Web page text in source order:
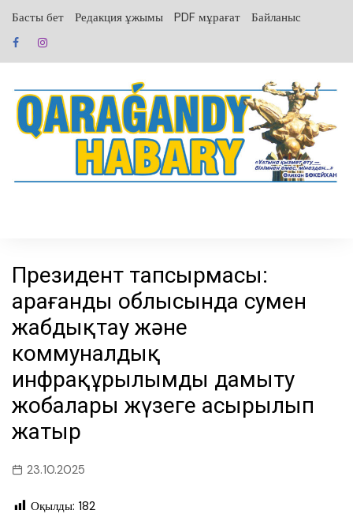
содержанию
Басты бет Редакция ұжымы PDF мұрағат Байланыс
Президент тапсырмасы:
Қарағанды облысында сумен
жабдықтау және
коммуналдық
инфрақұрылымды дамыту
жобалары жүзеге асырылып
жатыр
23.10.2025
Оқылды: 182